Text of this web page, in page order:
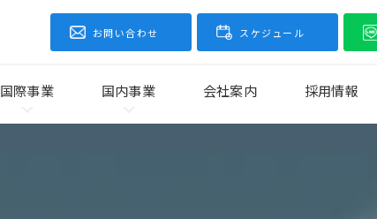
お問い合わせ スケジュール
国際事業 国内事業 会社案内 採用情報